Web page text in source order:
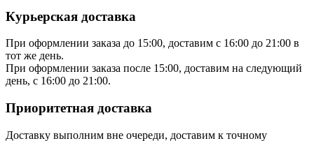
Курьерская доставка
При оформлении заказа до 15:00, доставим с 16:00 до 21:00 в
тот же день.
При оформлении заказа после 15:00, доставим на следующий
день, с 16:00 до 21:00.
Приоритетная доставка
Доставку выполним вне очереди, доставим к точному